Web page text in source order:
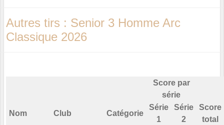
Autres tirs : Senior 3 Homme Arc
Classique 2026
Score par
série
Nom Club Catégorie
Série
1
Série
2
Score
total